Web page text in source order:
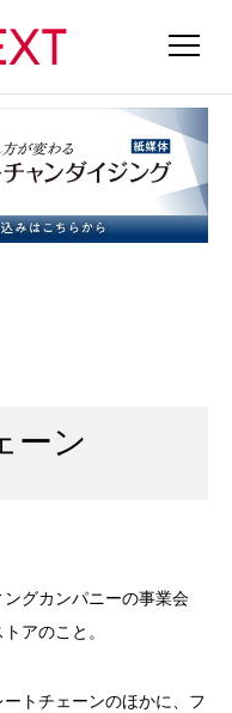
ーン
グカンパニーの事業会
アのこと。
トチェーンのほかに、フ